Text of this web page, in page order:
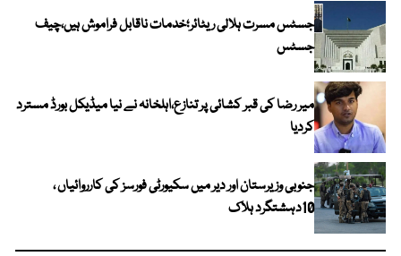
جسٹس مسرت ہلالی ریٹائر؛خدمات ناقابل فراموش ہیں،چیف
جسٹس
میر رضا کی قبر کشائی پر تنازع،اہلخانہ نے نیا میڈیکل بورڈ مسترد
کردیا
جنوبی وزیرستان اور دیر میں سکیورٹی فورسز کی کارروائیاں ،
10دہشتگرد ہلاک